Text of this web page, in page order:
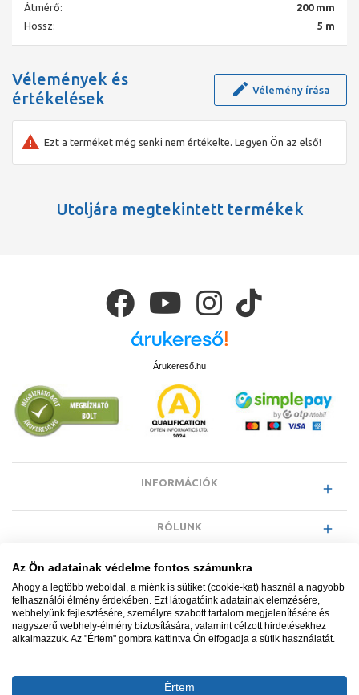
Átmérő:
200 mm
Hossz:
5 m
Vélemények és
értékelések
Vélemény írása
Ezt a terméket még senki nem értékelte. Legyen Ön az első!
Utoljára megtekintett termékek
Árukereső.hu
INFORMÁCIÓK
RÓLUNK
EGYÉB INFORMÁCIÓK
VÁSÁRLÓI INFORMÁCIÓK
Az Ön adatainak védelme fontos számunkra
Ahogy a legtöbb weboldal, a miénk is sütiket (cookie-kat) használ a nagyobb
felhasználói élmény érdekében. Ezt látogatóink adatainak elemzésére,
webhelyünk fejlesztésére, személyre szabott tartalom megjelenítésére és
nagyszerű webhely-élmény biztosítására, valamint célzott hirdetésekhez
alkalmazzuk. Az "Értem" gombra kattintva Ön elfogadja a sütik használatát.
Értem